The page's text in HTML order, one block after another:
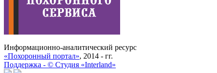
Информационно-аналитический ресурс
«Похоронный портал», 2014 - гг.
Поддержка - © Cтудия «Interland»